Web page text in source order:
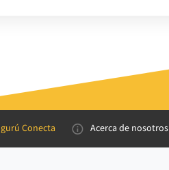
gurú Conecta Acerca de nosotros